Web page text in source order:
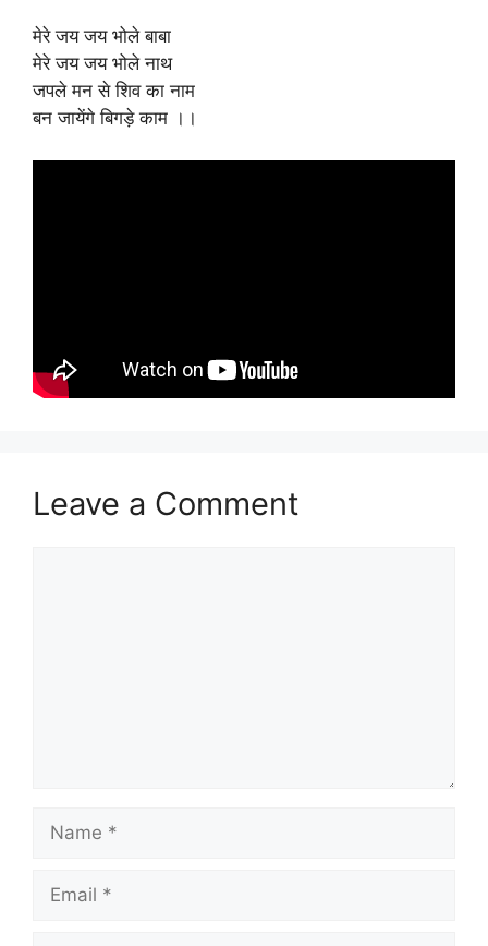
मेरे जय जय भोले बाबा
मेरे जय जय भोले नाथ
जपले मन से शिव का नाम
बन जायेंगे बिगड़े काम ।।
Leave a Comment